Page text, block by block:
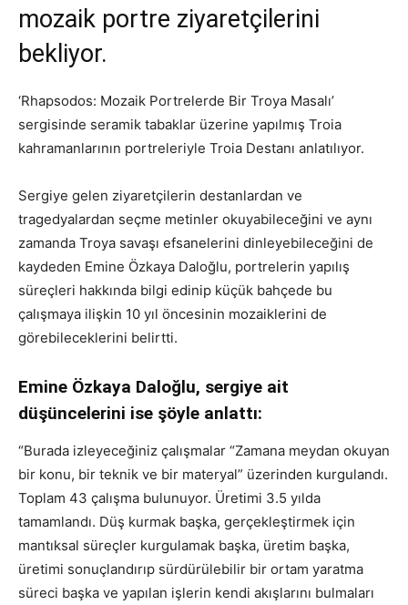
mozaik portre ziyaretçilerini
bekliyor.
‘Rhapsodos: Mozaik Portrelerde Bir Troya Masalı’
sergisinde seramik tabaklar üzerine yapılmış Troia
kahramanlarının portreleriyle Troia Destanı anlatılıyor.
Sergiye gelen ziyaretçilerin destanlardan ve
tragedyalardan seçme metinler okuyabileceğini ve aynı
zamanda Troya savaşı efsanelerini dinleyebileceğini de
kaydeden Emine Özkaya Daloğlu, portrelerin yapılış
süreçleri hakkında bilgi edinip küçük bahçede bu
çalışmaya ilişkin 10 yıl öncesinin mozaiklerini de
görebileceklerini belirtti.
Emine Özkaya Daloğlu, sergiye ait
düşüncelerini ise şöyle anlattı:
“Burada izleyeceğiniz çalışmalar “Zamana meydan okuyan
bir konu, bir teknik ve bir materyal” üzerinden kurgulandı.
Toplam 43 çalışma bulunuyor. Üretimi 3.5 yılda
tamamlandı. Düş kurmak başka, gerçekleştirmek için
mantıksal süreçler kurgulamak başka, üretim başka,
üretimi sonuçlandırıp sürdürülebilir bir ortam yaratma
süreci başka ve yapılan işlerin kendi akışlarını bulmaları